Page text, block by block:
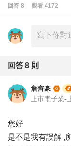
回答 8 觀看 4172
回答 8 則
詹齊豪
您好
是不是我有誤解 ,